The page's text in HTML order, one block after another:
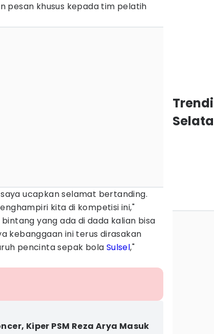
pesan khusus kepada tim pelatih
ucapkan selamat bertanding.
kita di kompetisi ini,"
yang ada di dada kalian bisa
kebanggaan ini terus dirasakan
pencinta sepak bola Sulsel,"
Kiper PSM Reza Arya Masuk